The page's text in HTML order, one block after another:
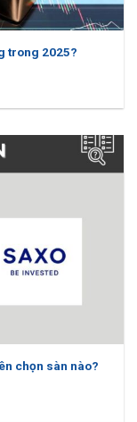
trong 2025?
chọn sàn nào?